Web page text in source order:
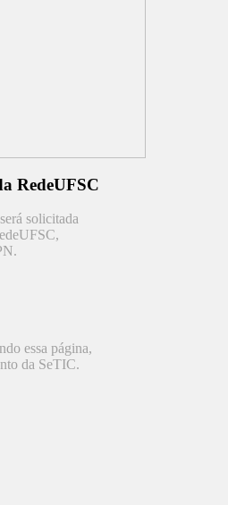
RedeUFSC
solicitada
essa página,
da SeTIC.